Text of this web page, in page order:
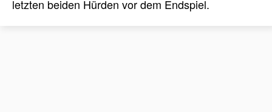
letzten beiden Hürden vor dem Endspiel.